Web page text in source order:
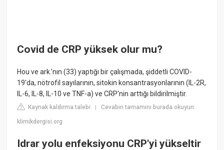
Covid de CRP yüksek olur mu?
Hou ve ark.'nın (33) yaptığı bir çalışmada, şiddetli COVID-
19'da, nötrofil sayılarının, sitokin konsantrasyonlarının (IL-2R,
IL-6, IL-8, IL-10 ve TNF-a) ve CRP'nin arttığı bildirilmiştir.
Kaynak kaldırma talebi |Cevabın tamamını burada okuyun:
klimikdergisi.org
Idrar yolu enfeksiyonu CRP'yi yükseltir